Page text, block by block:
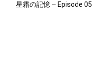
星霜の記憶 – Episode 05